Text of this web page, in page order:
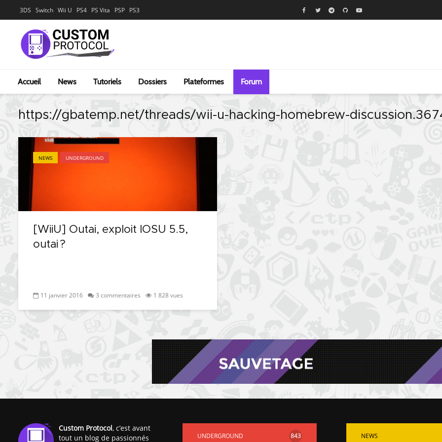
3DS Switch Wii U PS4 PS Vita PSP PS3
Accueil News Tutoriels Dossiers Plateformes Forum
https://gbatemp.net/threads/wii-u-hacking-homebrew-
NEWS UNDERGROUND
[WiiU] Outai, exploit IOSU 5.5,
outai ?
11 janvier 2016 3 commentaires 1 828 vues
Custom Protocol, c’est avant
tout un blog de passionnés
UNDERGROUND 843 NEWS